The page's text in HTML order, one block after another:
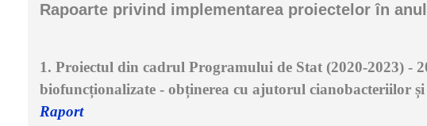
Rapoarte privind implementarea proiectelor în
1. Proiectul din cadrul Programului de Stat (2020-2023) -
biofuncționalizate - obținerea cu ajutorul cianobacteriilor
Raport